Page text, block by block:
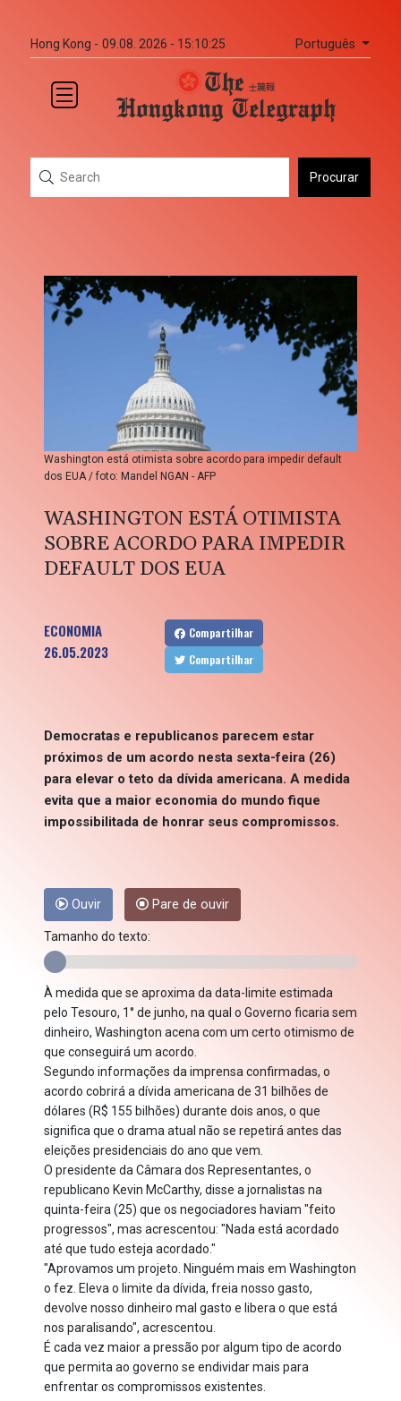
Hong Kong - 09.08. 2026 - 15:10:25 Português
Procurar
Washington está otimista sobre acordo para impedir default
dos EUA / foto: Mandel NGAN - AFP
WASHINGTON ESTÁ OTIMISTA
SOBRE ACORDO PARA IMPEDIR
DEFAULT DOS EUA
ECONOMIA
26.05.2023
Compartilhar
Compartilhar
Democratas e republicanos parecem estar
próximos de um acordo nesta sexta-feira (26)
para elevar o teto da dívida americana. A medida
evita que a maior economia do mundo fique
impossibilitada de honrar seus compromissos.
Ouvir Pare de ouvir
Tamanho do texto:
À medida que se aproxima da data-limite estimada
pelo Tesouro, 1° de junho, na qual o Governo ficaria sem
dinheiro, Washington acena com um certo otimismo de
que conseguirá um acordo.
Segundo informações da imprensa confirmadas, o
acordo cobrirá a dívida americana de 31 bilhões de
dólares (R$ 155 bilhões) durante dois anos, o que
significa que o drama atual não se repetirá antes das
eleições presidenciais do ano que vem.
O presidente da Câmara dos Representantes, o
republicano Kevin McCarthy, disse a jornalistas na
quinta-feira (25) que os negociadores haviam "feito
progressos", mas acrescentou: "Nada está acordado
até que tudo esteja acordado."
"Aprovamos um projeto. Ninguém mais em Washington
o fez. Eleva o limite da dívida, freia nosso gasto,
devolve nosso dinheiro mal gasto e libera o que está
nos paralisando", acrescentou.
É cada vez maior a pressão por algum tipo de acordo
que permita ao governo se endividar mais para
enfrentar os compromissos existentes.